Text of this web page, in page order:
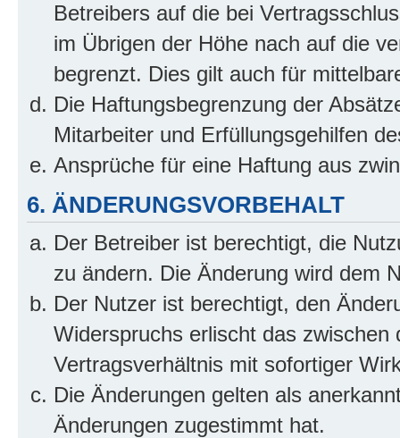
Betreibers auf die bei
im Übrigen der Höhe nach auf die
begrenzt. Dies gilt auch für
Die Haftungsbegrenzung der
Mitarbeiter und Erfüllungsgehilfen
Ansprüche für eine Haftung aus
6. ÄNDERUNGSVORBEHALT
Der Betreiber ist berechtigt, die
zu ändern. Die Änderung wird dem
Der Nutzer ist berechtigt, den
Widerspruchs erlischt das
Vertragsverhältnis mit sofortiger
Die Änderungen gelten als
Änderungen zugestimmt hat.